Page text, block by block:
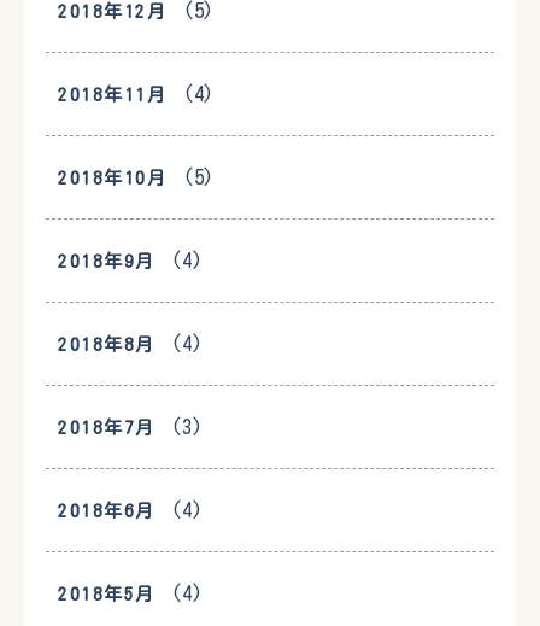
2018年12月 (5)
2018年11月 (4)
2018年10月 (5)
2018年9月 (4)
2018年8月 (4)
2018年7月 (3)
2018年6月 (4)
2018年5月 (4)